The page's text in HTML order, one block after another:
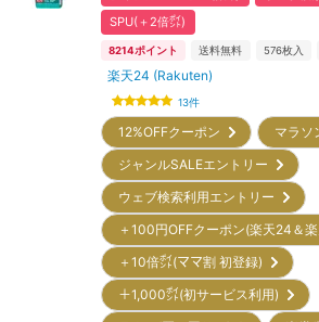
SPU(＋2倍㌽)
8214ポイント 送料無料 576枚入
楽天24 (Rakuten)
13件
12%OFFクーポン
マラ
ジャンルSALEエントリー
ウェブ検索利用エントリー
＋100円OFFクーポン(楽天24＆
＋10倍㌽(ママ割 初登録)
＋1,000㌽(初サービス利用)